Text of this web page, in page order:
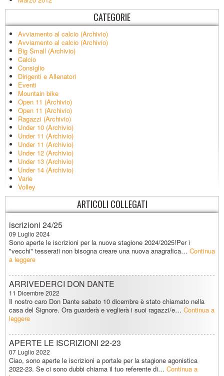
CATEGORIE
Avviamento al calcio (Archivio)
Avviamento al calcio (Archivio)
Big Small (Archivio)
Calcio
Consiglio
Dirigenti e Allenatori
Eventi
Mountain bike
Open 11 (Archivio)
Open 11 (Archivio)
Ragazzi (Archivio)
Under 10 (Archivio)
Under 11 (Archivio)
Under 11 (Archivio)
Under 12 (Archivio)
Under 13 (Archivio)
Under 14 (Archivio)
Varie
Volley
ARTICOLI COLLEGATI
iscrizioni 24/25
09 Luglio 2024
Sono aperte le iscrizioni per la nuova stagione 2024/2025!Per i
"vecchi" tesserati non bisogna creare una nuova anagrafica… Continua
a leggere
ARRIVEDERCI DON DANTE
11 Dicembre 2022
Il nostro caro Don Dante sabato 10 dicembre è stato chiamato nella
casa del Signore. Ora guarderà e veglierà i suoi ragazzi/e… Continua a
leggere
APERTE LE ISCRIZIONI 22-23
07 Luglio 2022
Ciao, sono aperte le iscrizioni a portale per la stagione agonistica
2022-23. Se ci sono dubbi chiama il tuo referente di… Continua a